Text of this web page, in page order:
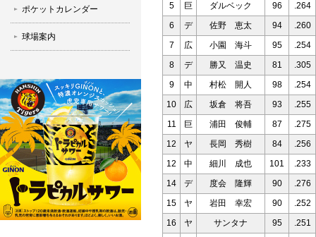
ポケットカレンダー
球場案内
5
巨 ダルベック 96
.264
6
デ 佐野 恵太 94
.260
7
広 小園 海斗 95
.254
8
デ 勝又 温史 81
.305
9
中 村松 開人 98
.254
10
広 坂倉 将吾 93
.255
11
巨 浦田 俊輔 87
.275
12
ヤ 長岡 秀樹 84
.256
12
中 細川 成也 101
.233
14
デ 度会 隆輝 90
.276
15
ヤ 岩田 幸宏 90
.252
16
ヤ サンタナ 95
.251